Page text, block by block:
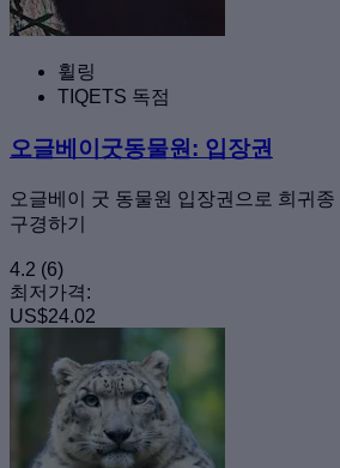
휠링
TIQETS 독점
오글베이굿동물원: 입장권
오글베이 굿 동물원 입장권으로 희귀
구경하기
4.2 (6)
최저가격:
US$24.02